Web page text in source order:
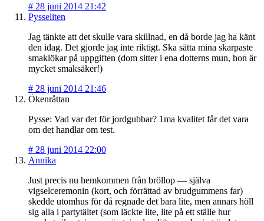
# 28 juni 2014 21:42
Pysseliten
Jag tänkte att det skulle vara skillnad, en då borde jag ha känt
den idag. Det gjorde jag inte riktigt. Ska sätta mina skarpaste
smaklökar på uppgiften (dom sitter i ena dotterns mun, hon är
mycket smaksäker!)
# 28 juni 2014 21:46
Ökenråttan
Pysse: Vad var det för jordgubbar? 1ma kvalitet får det vara
om det handlar om test.
# 28 juni 2014 22:00
Annika
Just precis nu hemkommen från bröllop — själva
vigselceremonin (kort, och förrättad av brudgummens far)
skedde utomhus för då regnade det bara lite, men annars höll
sig alla i partytältet (som läckte lite, lite på ett ställe hur